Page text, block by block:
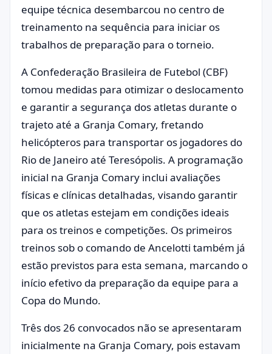
equipe técnica desembarcou no centro de
treinamento na sequência para iniciar os
trabalhos de preparação para o torneio.
A Confederação Brasileira de Futebol (CBF)
tomou medidas para otimizar o deslocamento
e garantir a segurança dos atletas durante o
trajeto até a Granja Comary, fretando
helicópteros para transportar os jogadores do
Rio de Janeiro até Teresópolis. A programação
inicial na Granja Comary inclui avaliações
físicas e clínicas detalhadas, visando garantir
que os atletas estejam em condições ideais
para os treinos e competições. Os primeiros
treinos sob o comando de Ancelotti também já
estão previstos para esta semana, marcando o
início efetivo da preparação da equipe para a
Copa do Mundo.
Três dos 26 convocados não se apresentaram
inicialmente na Granja Comary, pois estavam